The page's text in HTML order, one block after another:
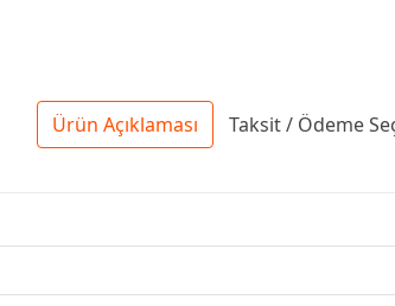
Ürün Açıklaması Taksit / Ödeme